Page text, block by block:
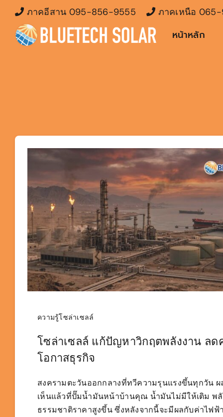
content
ภาคอีสาน 095-856-9555 ภาคเหนือ 065-
หน้าหลัก
ความรู้โซล่าเซลล์
โซล่าเซลล์ แก้ปัญหาวิกฤตพลังงาน ลด
โอกาสธุรกิจ
สงครามตะวันออกกลางที่ทวีความรุนแรงขึ้นทุกวัน ผ
เห็นแล้วที่ปั๊มน้ำมันหน้าบ้านคุณ น้ำมันไม่มีให้เติม พลั
ธรรมชาติราคาสูงขึ้น ซึ่งหลังจากนี้จะมีผลกับค่าไฟ